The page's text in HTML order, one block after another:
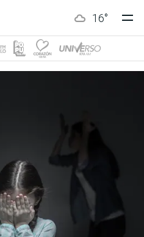
16°